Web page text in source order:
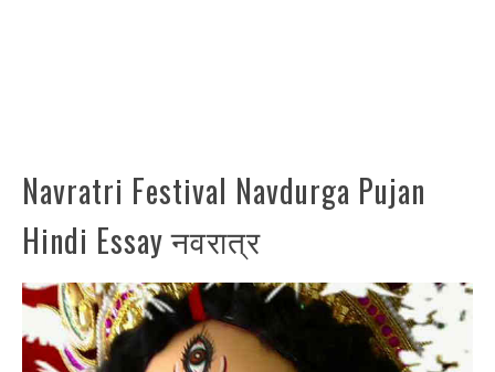
Navratri Festival Navdurga Pujan
Hindi Essay नवरात्र